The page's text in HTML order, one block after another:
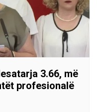
3.66, më
profesionalë